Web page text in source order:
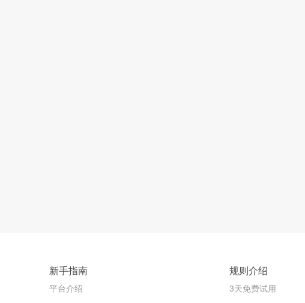
新手指南
平台介绍
规则介绍
3天免费试用